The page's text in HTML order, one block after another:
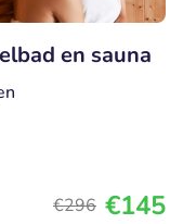
en sauna
€296 €145